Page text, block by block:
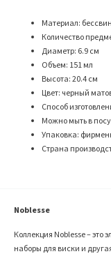
Материал:
Количество
Диаметр: 6.9 см
Объем: 151 мл
Высота: 20.4 см
Цвет: черный
Способ
Можно мыть в
Упаковка:
Страна
Noblesse
Коллекция Noblesse –
наборы для виски и